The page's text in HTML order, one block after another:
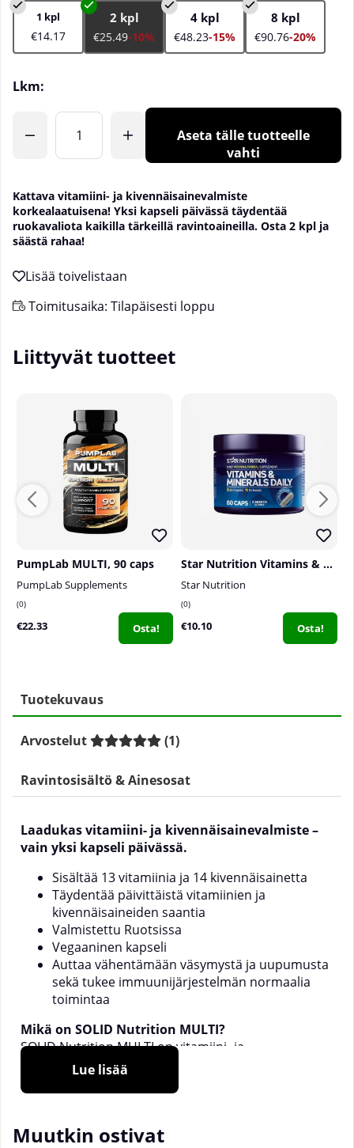
1 kpl
€14.17
2 kpl
€25.49-10%
4 kpl
€48.23-15%
8 kpl
€90.76-20%
Lkm:
Aseta tälle tuotteelle
vahti
Kattava vitamiini- ja kivennäisainevalmiste
korkealaatuisena! Yksi kapseli päivässä täydentää
ruokavaliota kaikilla tärkeillä ravintoaineilla. Osta 2 kpl ja
säästä rahaa!
Toimitusaika: Tilapäisesti loppu
Liittyvät tuotteet
PumpLab MULTI, 90 caps
PumpLab Supplements
0
€22.33 Osta!
Star Nutrition Vitamins & Minerals Daily, 60 caps
Star Nutrition
0
€10.10 Osta!
Tuotekuvaus
Arvostelut (1)
Ravintosisältö & Ainesosat
Laadukas vitamiini- ja kivennäisainevalmiste –
vain yksi kapseli päivässä.
Sisältää 13 vitamiinia ja 14 kivennäisainetta
Täydentää päivittäistä vitamiinien ja
kivennäisaineiden saantia
Valmistettu Ruotsissa
Vegaaninen kapseli
Auttaa vähentämään väsymystä ja uupumusta
sekä tukee immuunijärjestelmän normaalia
toimintaa
Mikä on SOLID Nutrition MULTI?
SOLID Nutrition MULTI on vitamiini- ja
kivennäisainevalmiste, joka sisältää laajan
kivennäisaineita. Jokainen kapseli sisältää muun
sekä tärkeitä kivennäisaineita kuten magnesiumia,
Lue lisää
Muutkin ostivat